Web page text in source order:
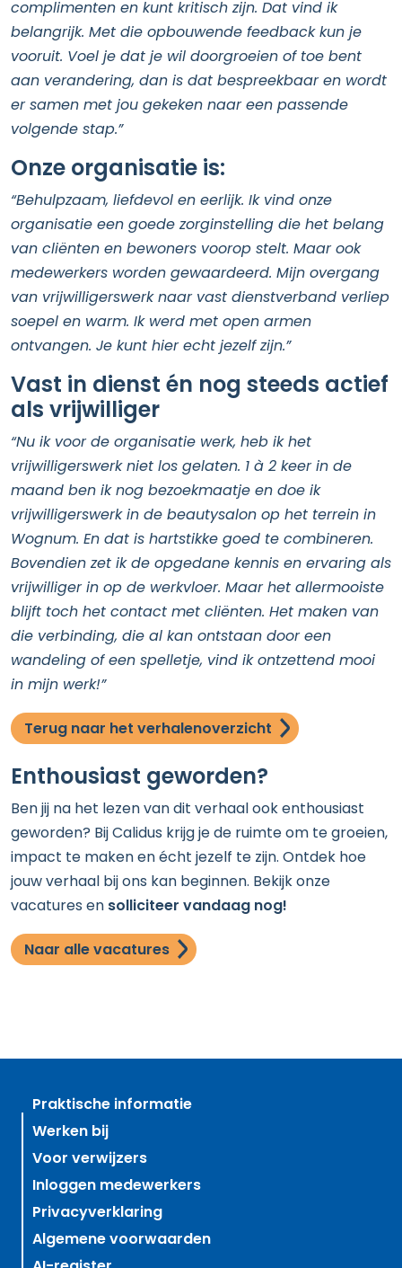
complimenten en kunt kritisch zijn. Dat vind ik
belangrijk. Met die opbouwende feedback kun je
vooruit. Voel je dat je wil doorgroeien of toe bent
aan verandering, dan is dat bespreekbaar en wordt
er samen met jou gekeken naar een passende
volgende stap.”
Onze organisatie is:
“Behulpzaam, liefdevol en eerlijk. Ik vind onze
organisatie een goede zorginstelling die het belang
van cliënten en bewoners voorop stelt. Maar ook
medewerkers worden gewaardeerd. Mijn overgang
van vrijwilligerswerk naar vast dienstverband verliep
soepel en warm. Ik werd met open armen
ontvangen. Je kunt hier echt jezelf zijn.”
Vast in dienst én nog steeds actief
als vrijwilliger
“Nu ik voor de organisatie werk, heb ik het
vrijwilligerswerk niet los gelaten. 1 à 2 keer in de
maand ben ik nog bezoekmaatje en doe ik
vrijwilligerswerk in de beautysalon op het terrein in
Wognum. En dat is hartstikke goed te combineren.
Bovendien zet ik de opgedane kennis en ervaring als
vrijwilliger in op de werkvloer. Maar het allermooiste
blijft toch het contact met cliënten. Het maken van
die verbinding, die al kan ontstaan door een
wandeling of een spelletje, vind ik ontzettend mooi
in mijn werk!”
Terug naar het verhalenoverzicht
Enthousiast geworden?
Ben jij na het lezen van dit verhaal ook enthousiast
geworden? Bij Calidus krijg je de ruimte om te groeien,
impact te maken en écht jezelf te zijn. Ontdek hoe
jouw verhaal bij ons kan beginnen. Bekijk onze
vacatures en solliciteer vandaag nog!
Naar alle vacatures
Praktische informatie
Werken bij
Voor verwijzers
Inloggen medewerkers
Privacyverklaring
Algemene voorwaarden